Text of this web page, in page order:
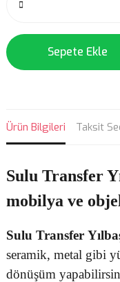
Sepete Ekle
Ürün Bilgileri Taksit
Sulu Transfer
mobilya ve
Sulu Transfer
seramik, metal gibi
dönüşüm